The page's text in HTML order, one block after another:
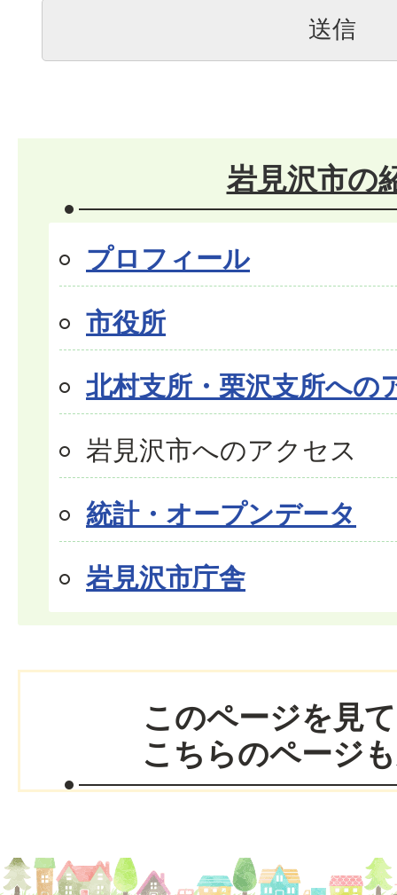
岩見沢市の
プロフィール
市役所
北村支所・栗沢支所への
岩見沢市へのアクセス
統計・オープンデータ
岩見沢市庁舎
このページを見
こちらのページ